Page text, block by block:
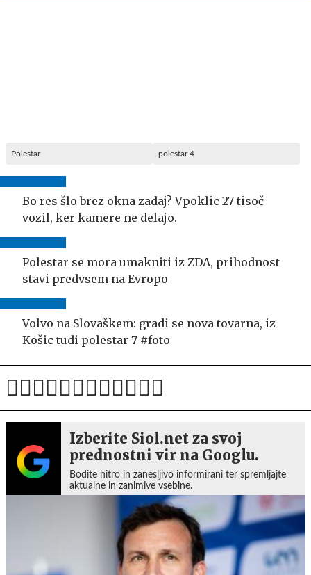
Polestar polestar 4
Bo res šlo brez okna zadaj? Vpoklic 27 tisoč
vozil, ker kamere ne delajo.
Polestar se mora umakniti iz ZDA, prihodnost
stavi predvsem na Evropo
Volvo na Slovaškem: gradi se nova tovarna, iz
Košic tudi polestar 7 #foto
Izberite Siol.net za svoj
prednostni vir na Googlu.
Bodite hitro in zanesljivo informirani ter spremljajte
aktualne in zanimive vsebine.